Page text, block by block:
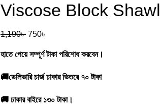
Viscose Block Shawl
1,190৳ 750৳
হাতে পেয়ে সম্পূর্ণ টাকা পরিশোধ করবেন।
🚚ডেলিভারি চার্জ ঢাকার ভিতরে ৭০ টাকা
🚚 ঢাকার বাইরে ১৩০ টাকা।